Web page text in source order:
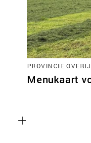
PROVINCIE
Menukaart